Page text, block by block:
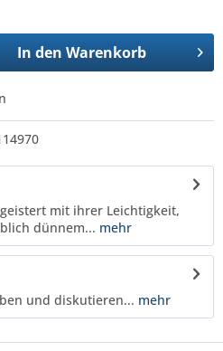
In den Warenkorb
mit ihrer Leichtigkeit,
dünnem... mehr
und diskutieren... mehr